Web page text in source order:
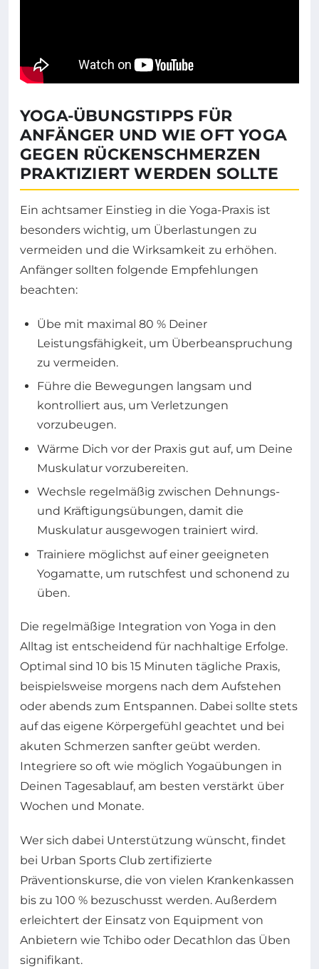
YOGA-ÜBUNGSTIPPS FÜR
ANFÄNGER UND WIE OFT YOGA
GEGEN RÜCKENSCHMERZEN
PRAKTIZIERT WERDEN SOLLTE
Ein achtsamer Einstieg in die Yoga-Praxis ist
besonders wichtig, um Überlastungen zu
vermeiden und die Wirksamkeit zu erhöhen.
Anfänger sollten folgende Empfehlungen
beachten:
Übe mit maximal 80 % Deiner
Leistungsfähigkeit, um Überbeanspruchung
zu vermeiden.
Führe die Bewegungen langsam und
kontrolliert aus, um Verletzungen
vorzubeugen.
Wärme Dich vor der Praxis gut auf, um Deine
Muskulatur vorzubereiten.
Wechsle regelmäßig zwischen Dehnungs-
und Kräftigungsübungen, damit die
Muskulatur ausgewogen trainiert wird.
Trainiere möglichst auf einer geeigneten
Yogamatte, um rutschfest und schonend zu
üben.
Die regelmäßige Integration von Yoga in den
Alltag ist entscheidend für nachhaltige Erfolge.
Optimal sind 10 bis 15 Minuten tägliche Praxis,
beispielsweise morgens nach dem Aufstehen
oder abends zum Entspannen. Dabei sollte stets
auf das eigene Körpergefühl geachtet und bei
akuten Schmerzen sanfter geübt werden.
Integriere so oft wie möglich Yogaübungen in
Deinen Tagesablauf, am besten verstärkt über
Wochen und Monate.
Wer sich dabei Unterstützung wünscht, findet
bei Urban Sports Club zertifizierte
Präventionskurse, die von vielen Krankenkassen
bis zu 100 % bezuschusst werden. Außerdem
erleichtert der Einsatz von Equipment von
Anbietern wie Tchibo oder Decathlon das Üben
signifikant.